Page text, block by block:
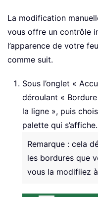
La modification
vous offre un contrôle
l’apparence de votre
comme suit.
Sous l’onglet «
déroulant «
la ligne », puis
palette qui s’affiche.
Remarque : cela
les bordures que
vous la modifiiez